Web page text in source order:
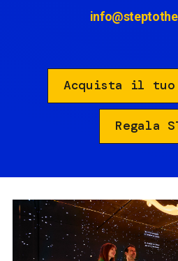
Acquista il
Regala